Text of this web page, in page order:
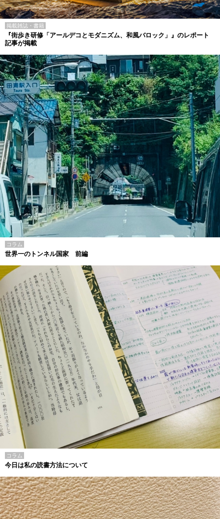
掲載雑誌・書籍
『街歩き研修「アールデコとモダニズム、和風バロック」』のレポート
記事が掲載
コラム
世界一のトンネル国家 前編
コラム
今日は私の読書方法について